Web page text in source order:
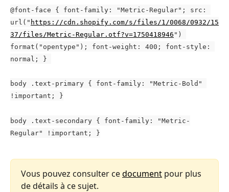
@font-face { font-family: "Metric-Regular"; src:
url(" https://cdn.shopify.com/s/files/1/0068/0932/15
37/files/Metric-Regular.otf?v=1750418946 ")
format("opentype"); font-weight: 400; font-style:
normal; }
body .text-primary { font-family: "Metric-Bold"
!important; }
body .text-secondary { font-family: "Metric-
Regular" !important; }
Vous pouvez consulter ce document pour plus
de détails à ce sujet.